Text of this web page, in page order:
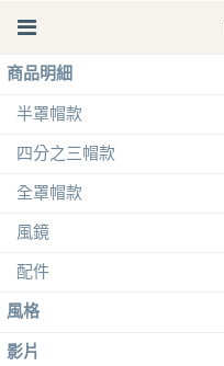
商品明細
半罩帽款
四分之三帽款
全罩帽款
風鏡
配件
風格
影片